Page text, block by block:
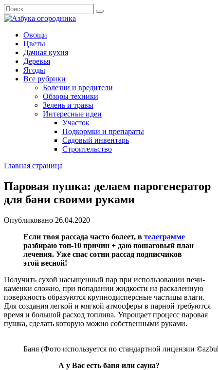
Перейти
к
содержанию
Search
for:
Овощи
Цветы
Дачная кухня
Деревья
Ягоды
Все рубрики
Болезни и вредители
Обзоры техники
Зелень и травы
Интересные идеи
Участок
Подкормки и препараты
Садовый инвентарь
Строительство
Главная страница
Паровая пушка: делаем парогенератор
для бани своими руками
Опубликовано 26.04.2020
Если твоя рассада часто болеет, в телеграмме
разбираю топ-10 причин + даю пошаговый план
лечения. Уже спас сотни рассад подписчиков
этой весной!
Получить сухой насыщенный пар при использовании печи-
каменки сложно, при попадании жидкости на раскаленную
поверхность образуются крупнодисперсные частицы влаги.
Для создания легкой и мягкой атмосферы в парной требуются
время и большой расход топлива. Упрощает процесс паровая
пушка, сделать которую можно собственными руками.
Баня (Фото используется по стандартной лицензии
А у Вас есть баня или сауна?